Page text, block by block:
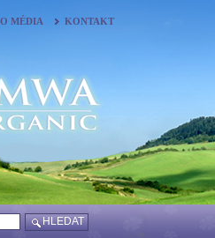
MÉDIA KONTAKT
HLEDAT